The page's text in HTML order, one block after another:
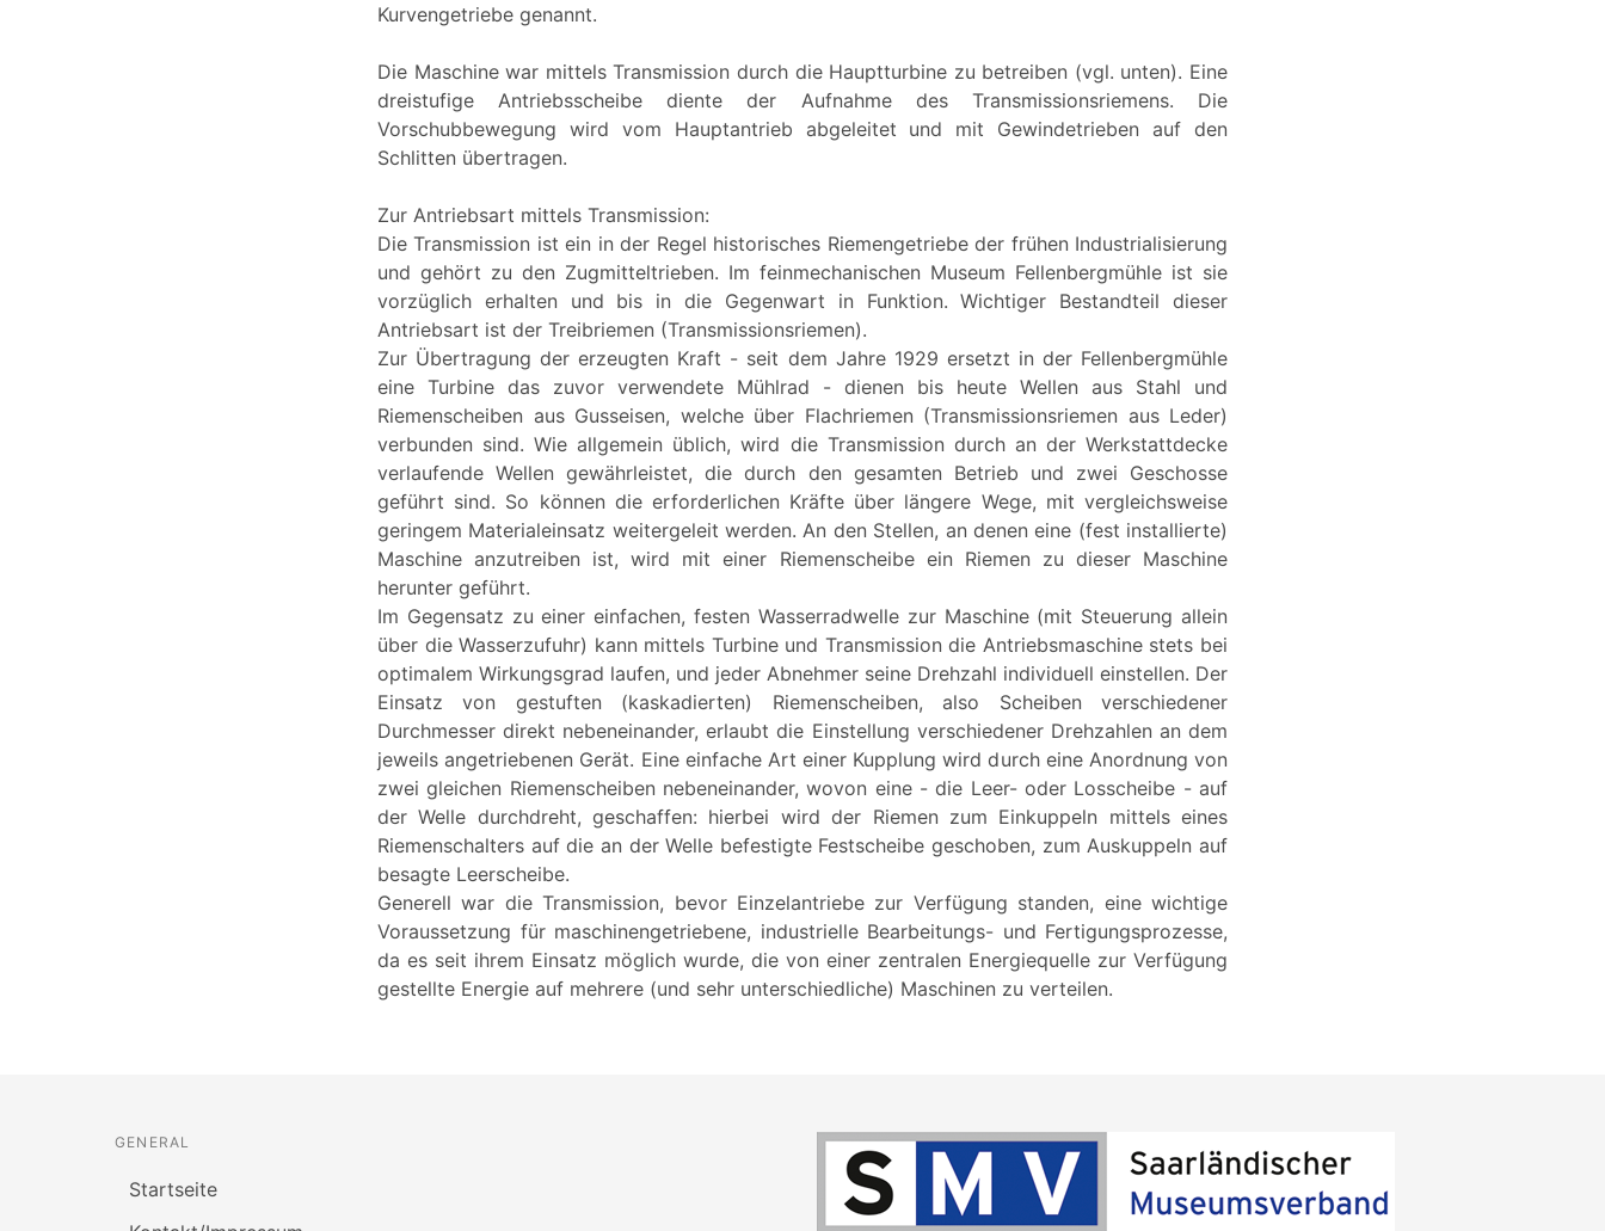
Kurvengetriebe genannt.
Die Maschine war mittels Transmission durch die Hauptturbine zu betreiben (vgl. unten). Eine
dreistufige Antriebsscheibe diente der Aufnahme des Transmissionsriemens. Die
Vorschubbewegung wird vom Hauptantrieb abgeleitet und mit Gewindetrieben auf den
Schlitten übertragen.
Zur Antriebsart mittels Transmission:
Die Transmission ist ein in der Regel historisches Riemengetriebe der frühen Industrialisierung
und gehört zu den Zugmitteltrieben. Im feinmechanischen Museum Fellenbergmühle ist sie
vorzüglich erhalten und bis in die Gegenwart in Funktion. Wichtiger Bestandteil dieser
Antriebsart ist der Treibriemen (Transmissionsriemen).
Zur Übertragung der erzeugten Kraft - seit dem Jahre 1929 ersetzt in der Fellenbergmühle
eine Turbine das zuvor verwendete Mühlrad - dienen bis heute Wellen aus Stahl und
Riemenscheiben aus Gusseisen, welche über Flachriemen (Transmissionsriemen aus Leder)
verbunden sind. Wie allgemein üblich, wird die Transmission durch an der Werkstattdecke
verlaufende Wellen gewährleistet, die durch den gesamten Betrieb und zwei Geschosse
geführt sind. So können die erforderlichen Kräfte über längere Wege, mit vergleichsweise
geringem Materialeinsatz weitergeleit werden. An den Stellen, an denen eine (fest installierte)
Maschine anzutreiben ist, wird mit einer Riemenscheibe ein Riemen zu dieser Maschine
herunter geführt.
Im Gegensatz zu einer einfachen, festen Wasserradwelle zur Maschine (mit Steuerung allein
über die Wasserzufuhr) kann mittels Turbine und Transmission die Antriebsmaschine stets bei
optimalem Wirkungsgrad laufen, und jeder Abnehmer seine Drehzahl individuell einstellen. Der
Einsatz von gestuften (kaskadierten) Riemenscheiben, also Scheiben verschiedener
Durchmesser direkt nebeneinander, erlaubt die Einstellung verschiedener Drehzahlen an dem
jeweils angetriebenen Gerät. Eine einfache Art einer Kupplung wird durch eine Anordnung von
zwei gleichen Riemenscheiben nebeneinander, wovon eine - die Leer- oder Losscheibe - auf
der Welle durchdreht, geschaffen: hierbei wird der Riemen zum Einkuppeln mittels eines
Riemenschalters auf die an der Welle befestigte Festscheibe geschoben, zum Auskuppeln auf
besagte Leerscheibe.
Generell war die Transmission, bevor Einzelantriebe zur Verfügung standen, eine wichtige
Voraussetzung für maschinengetriebene, industrielle Bearbeitungs- und Fertigungsprozesse,
da es seit ihrem Einsatz möglich wurde, die von einer zentralen Energiequelle zur Verfügung
gestellte Energie auf mehrere (und sehr unterschiedliche) Maschinen zu verteilen.
GENERAL
Startseite